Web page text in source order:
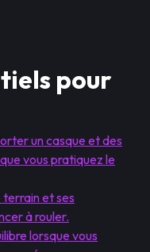
pour
un casque et des
vous pratiquez le
et ses
à rouler.
lorsque vous